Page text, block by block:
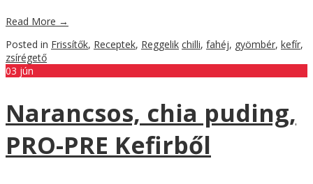
Read More →
Posted in Frissítők, Receptek, Reggelik chilli, fahéj, gyömbér, kefír,
zsírégető
03 jún
Narancsos, chia puding,
PRO-PRE Kefirből